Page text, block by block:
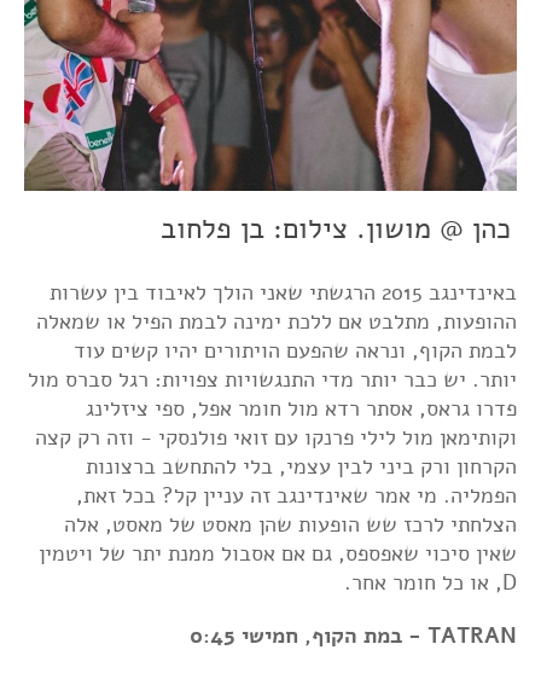
כהן @ מושון. צילום: בן פלחוב
באינדינגב 2015 הרגשתי שאני הולך לאיבוד בין עשרות
ההופעות, מתלבט אם ללכת ימינה לבמת הפיל או שמאלה
לבמת הקוף, ונראה שהפעם הויתורים יהיו קשים עוד
יותר. יש כבר יותר מדי התנגשויות צפויות: רגל סברס מול
פדרו גראס, אסתר רדא מול חומר אפל, ספי ציזלינג
וקותימאן מול לילי פרנקו עם זואי פולנסקי - וזה רק קצה
הקרחון ורק ביני לבין עצמי, בלי להתחשב ברצונות
הפמליה. מי אמר שאינדינגב זה עניין קל? בכל זאת,
הצלחתי לרכז שש הופעות שהן מאסט של מאסט, אלה
שאין סיכוי שאפספס, גם אם אסבול ממנת יתר של ויטמין
D, או כל חומר אחר.
TATRAN - במת הקוף, חמישי 0:45